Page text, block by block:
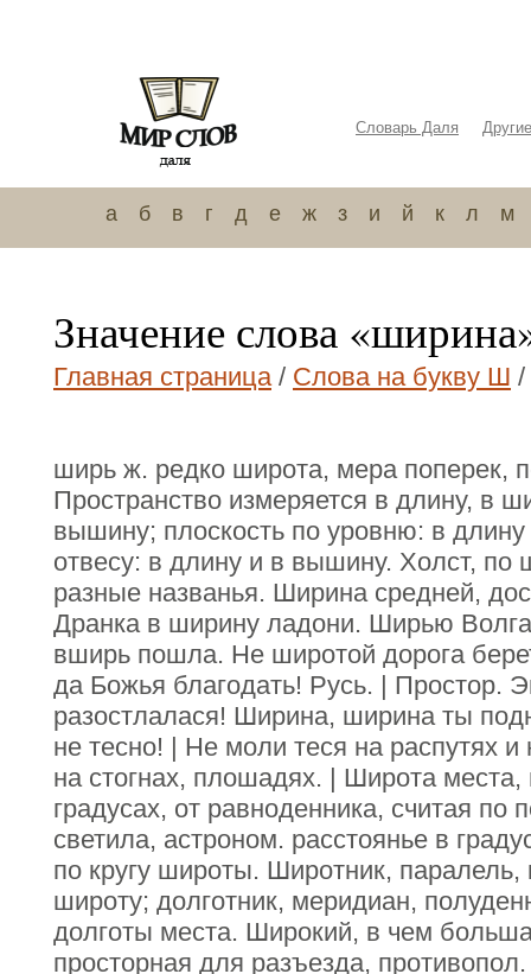
Словарь Даля
а б в г д е ж з и й к л м
Значение слова
Главная страница/ Слова на букву Ш /
ширь ж. редко широта, мера поперек,
Пространство измеряется в длину, в
вышину; плоскость по уровню: в
отвесу: в длину и в вышину. Холст, по
разные названья. Ширина средней,
Дранка в ширину ладони. Ширью
вширь пошла. Не широтой дорога
да Божья благодать! Русь. | Простор.
разостлалася! Ширина, ширина ты
не тесно! | Не моли теся на распутях
на стогнах, плошадях. | Широта места,
градусах, от равноденника, считая по
светила, астроном. расстоянье в
по кругу широты. Широтник,
широту; долготник, меридиан,
долготы места. Широкий, в чем
просторная для разъезда,